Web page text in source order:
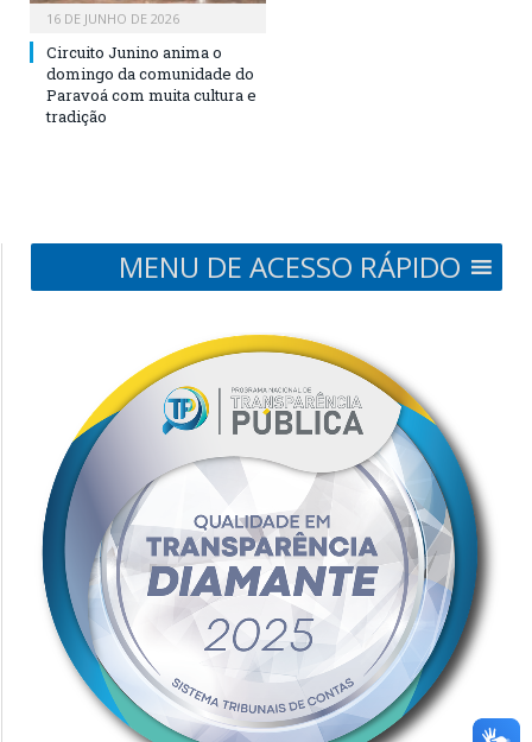
16 DE JUNHO DE 2026
Circuito Junino anima o
domingo da comunidade do
Paravoá com muita cultura e
tradição
MENU DE ACESSO RÁPIDO